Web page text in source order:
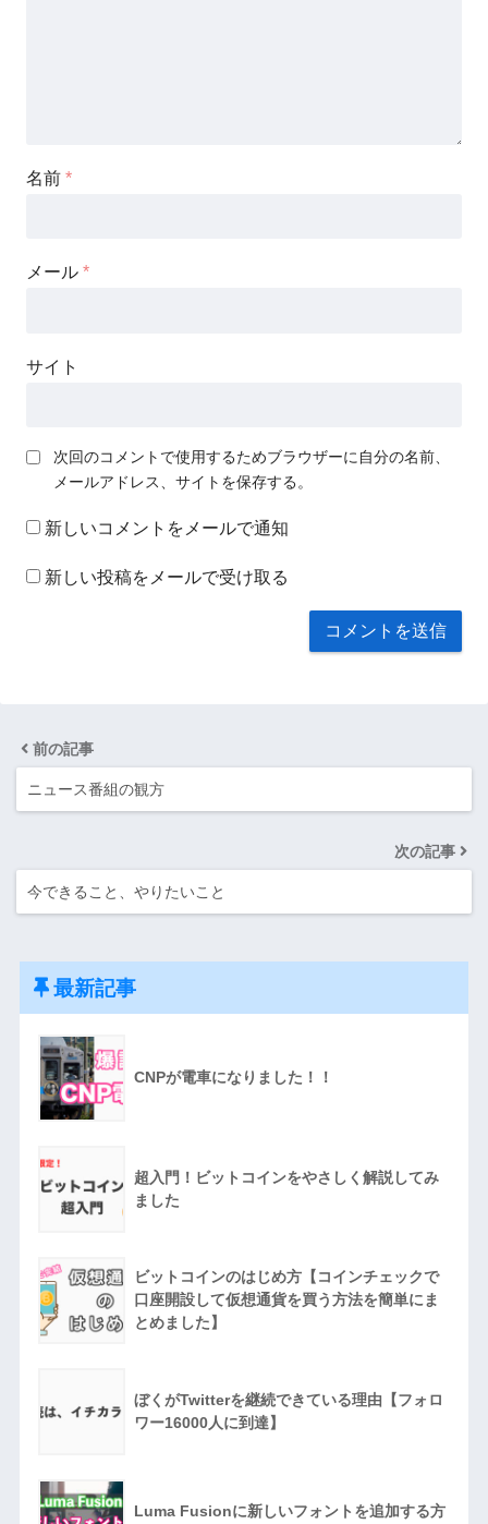
名前 *
メール *
サイト
次回のコメントで使用するためブラウザーに自分の名前、
メールアドレス、サイトを保存する。
新しいコメントをメールで通知
新しい投稿をメールで受け取る
前の記事
ニュース番組の観方
次の記事
今できること、やりたいこと
最新記事
CNPが電車になりました！！
超入門！ビットコインをやさしく解説してみ
ました
ビットコインのはじめ方【コインチェックで
口座開設して仮想通貨を買う方法を簡単にま
とめました】
ぼくがTwitterを継続できている理由【フォロ
ワー16000人に到達】
Luma Fusionに新しいフォントを追加する方